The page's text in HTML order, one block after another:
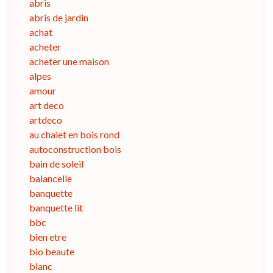
abris
abris de jardin
achat
acheter
acheter une maison
alpes
amour
art deco
artdeco
au chalet en bois rond
autoconstruction bois
bain de soleil
balancelle
banquette
banquette lit
bbc
bien etre
bio beaute
blanc